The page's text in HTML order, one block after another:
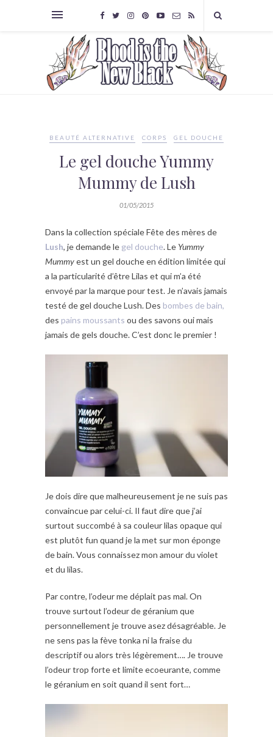
BEAUTÉ ALTERNATIVE CORPS GEL DOUCHE
Le gel douche Yummy
Mummy de Lush
01/05/2015
Dans la collection spéciale Fête des mères de
Lush, je demande le gel douche. Le Yummy
Mummyest un gel douche en édition limitée qui
a la particularité d’être Lilas et qui m’a été
envoyé par la marque pour test. Je n’avais jamais
testé de gel douche Lush. Des bombes de bain,
des pains moussants ou des savons oui mais
jamais de gels douche. C’est donc le premier !
Je dois dire que malheureusement je ne suis pas
convaincue par celui-ci. Il faut dire que j’ai
surtout succombé à sa couleur lilas opaque qui
est plutôt fun quand je la met sur mon éponge
de bain. Vous connaissez mon amour du violet
et du lilas.
Par contre, l’odeur me déplait pas mal. On
trouve surtout l’odeur de géranium que
personnellement je trouve asez désagréable. Je
ne sens pas la fève tonka ni la fraise du
descriptif ou alors très légèrement…. Je trouve
l’odeur trop forte et limite ecoeurante, comme
le géranium en soit quand il sent fort…